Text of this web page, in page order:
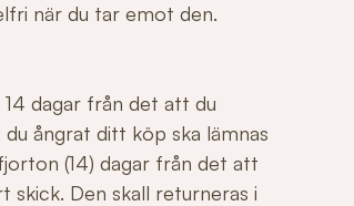
när du tar emot den.
dagar från det att du
ångrat ditt köp ska lämnas
(14) dagar från det att
skick. Den skall returneras i